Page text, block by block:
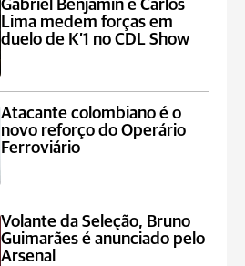
Gabriel Benjamin e Carlos
Lima medem forças em
duelo de K’1 no CDL Show
Atacante colombiano é o
novo reforço do Operário
Ferroviário
Volante da Seleção, Bruno
Guimarães é anunciado pelo
Arsenal